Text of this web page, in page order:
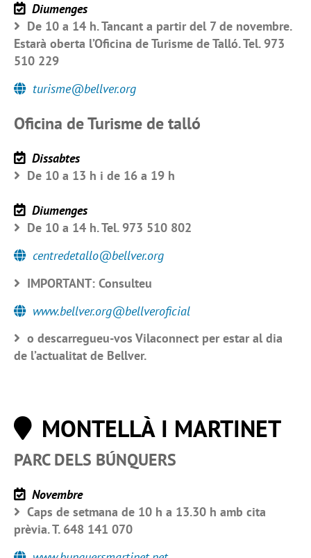
Diumenges
De 10 a 14 h. Tancant a partir del 7 de novembre.
Estarà oberta l’Oficina de Turisme de Talló. Tel. 973
510 229
turisme@bellver.org
Oficina de Turisme de talló
Dissabtes
De 10 a 13 h i de 16 a 19 h
Diumenges
De 10 a 14 h. Tel. 973 510 802
centredetallo@bellver.org
IMPORTANT: Consulteu
www.bellver.org@bellveroficial
o descarregueu-vos Vilaconnect per estar al dia
de l’actualitat de Bellver.
MONTELLÀ I MARTINET
PARC DELS BÚNQUERS
Novembre
Caps de setmana de 10 h a 13.30 h amb cita
prèvia. T. 648 141 070